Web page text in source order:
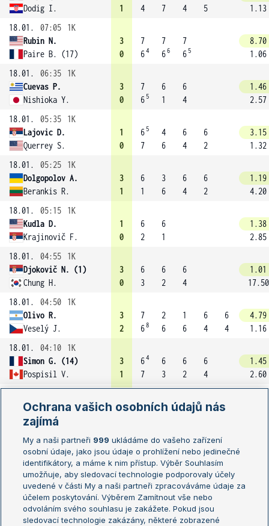
Dodig I.
1
4
7
4
5
1.13
18.01.
07:05
1K
Rubin N.
Paire B. (17)
3
0
7
64
7
66
7
6 5
8.70
1.06
18.01.
06:35
1K
Cuevas P.
Nishioka Y.
3
0
7
6 5
6
1
6
4
1.46
2.57
18.01.
05:35
1K
Lajovic D.
Querrey S.
1
0
6 5
7
4
6
6
4
6
2
3.15
1.32
18.01.
05:25
1K
Dolgopolov A.
Berankis R.
3
1
6
1
3
6
6
4
6
2
1.19
4.20
18.01.
05:15
1K
Kudla D.
Krajinovič F.
1
0
6
2
6
1
1.38
2.85
18.01.
04:55
1K
Djokovič N. (1)
Chung H.
3
0
6
3
6
2
6
4
1.01
17.50
18.01.
04:50
1K
Olivo R.
Veselý J.
3
2
7
68
2
6
1
6
6
4
6
4
4.79
1.16
18.01.
04:10
1K
Simon G. (14)
Pospisil V.
3
1
64
7
6
3
6
2
6
4
1.45
2.60
Ramos-Vinolas A.
Coric B.
3
6
6
6
18.01.
03:50
1K
Garcia-Lopez G. (26)
Mathieu P.
3
0
6
4
6
4
6
4
18.01. 03:50 1K
Almagro N.
Benneteau J.
3
1
6
3
6 5
7
6
3
7
6 1
Ochrana vašich osobních údajů nás
zajímá
My a naši partneři 999 ukládáme do vašeho zařízení
osobní údaje, jako jsou údaje o prohlížení nebo jedinečné
identifikátory, a máme k nim přístup. Výběr Souhlasím
umožňuje, aby sledovací technologie podporovaly účely
uvedené v části My a naši partneři zpracováváme údaje za
účelem poskytování. Výběrem Zamítnout vše nebo
odvoláním svého souhlasu je zakážete. Pokud jsou
sledovací technologie zakázány, některé zobrazené